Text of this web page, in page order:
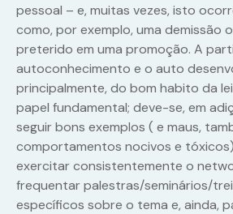
pessoal – e, muitas vezes, isto
como, por exemplo, uma demissão
preterido em uma promoção. A
autoconhecimento e o auto
principalmente, do bom habito da
papel fundamental; deve-se, em
seguir bons exemplos ( e maus,
comportamentos nocivos e
exercitar consistentemente o
frequentar palestras/seminários/
específicos sobre o tema e, ainda,